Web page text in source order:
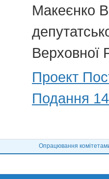
Макеєнко
Верховної
Проект
Подання
Опрацювання